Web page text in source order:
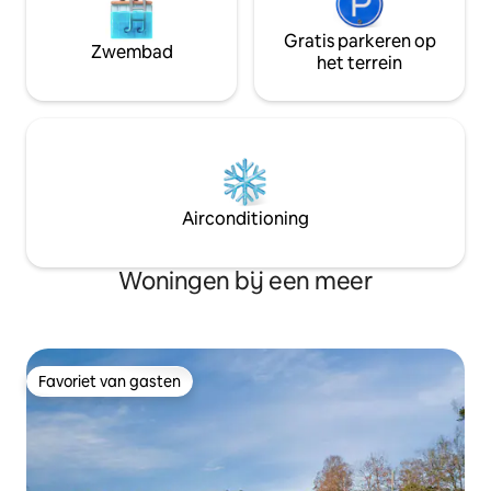
Zwembad
Gratis parkeren op
het terrein
Airconditioning
Woningen bij een meer
Favoriet van gasten
Favoriet van gasten